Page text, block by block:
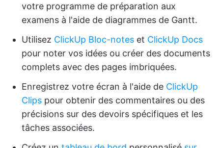
votre programme de préparation aux
examens à l'aide de diagrammes de Gantt.
Utilisez ClickUp Bloc-notes et ClickUp Docs
pour noter vos idées ou créer des documents
complets avec des pages imbriquées.
Enregistrez votre écran à l'aide de ClickUp
Clips pour obtenir des commentaires ou des
précisions sur des devoirs spécifiques et les
tâches associées.